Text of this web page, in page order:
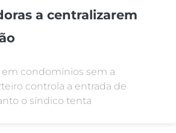
a centralizarem
em condomínios sem a
controla a entrada de
o síndico tenta